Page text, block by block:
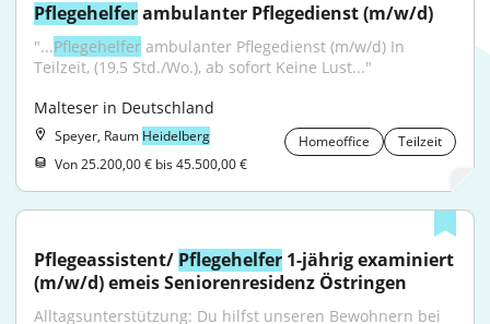
Pflegehelfer ambulanter Pflegedienst (m/w/d)
"...Pflegehelfer ambulanter Pflegedienst (m/w/d) In
Teilzeit, (19,5 Std./Wo.), ab sofort Keine Lust..."
Malteser in Deutschland
Speyer, Raum Heidelberg Homeoffice
Teilzeit
Von 25.200,00 € bis 45.500,00 €
Pflegeassistent/ Pflegehelfer 1-jährig examiniert
(m/w/d) emeis Seniorenresidenz Östringen
Alltagsunterstützung: Du hilfst unseren Bewohnern bei